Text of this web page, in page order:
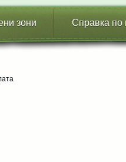
зони Справка по